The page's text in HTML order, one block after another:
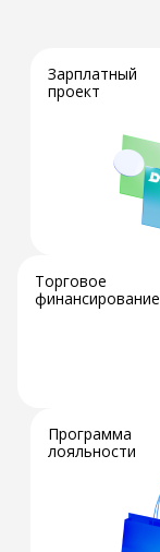
Зарплатный
проект
Торговое
финансирование
Программа
лояльности